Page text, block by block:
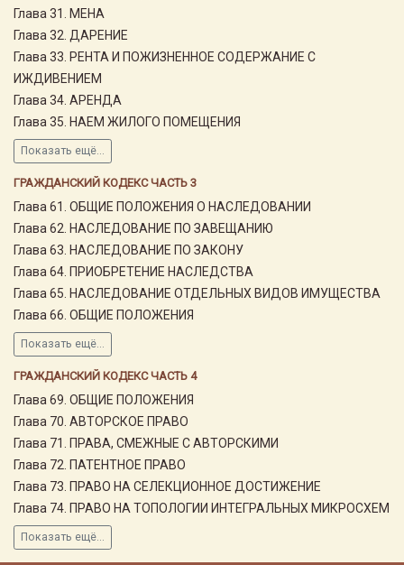
Глава 31. МЕНА
Глава 32. ДАРЕНИЕ
Глава 33. РЕНТА И ПОЖИЗНЕННОЕ СОДЕРЖАНИЕ С
ИЖДИВЕНИЕМ
Глава 34. АРЕНДА
Глава 35. НАЕМ ЖИЛОГО ПОМЕЩЕНИЯ
Показать ещё...
ГРАЖДАНСКИЙ КОДЕКС ЧАСТЬ 3
Глава 61. ОБЩИЕ ПОЛОЖЕНИЯ О НАСЛЕДОВАНИИ
Глава 62. НАСЛЕДОВАНИЕ ПО ЗАВЕЩАНИЮ
Глава 63. НАСЛЕДОВАНИЕ ПО ЗАКОНУ
Глава 64. ПРИОБРЕТЕНИЕ НАСЛЕДСТВА
Глава 65. НАСЛЕДОВАНИЕ ОТДЕЛЬНЫХ ВИДОВ ИМУЩЕСТВА
Глава 66. ОБЩИЕ ПОЛОЖЕНИЯ
Показать ещё...
ГРАЖДАНСКИЙ КОДЕКС ЧАСТЬ 4
Глава 69. ОБЩИЕ ПОЛОЖЕНИЯ
Глава 70. АВТОРСКОЕ ПРАВО
Глава 71. ПРАВА, СМЕЖНЫЕ С АВТОРСКИМИ
Глава 72. ПАТЕНТНОЕ ПРАВО
Глава 73. ПРАВО НА СЕЛЕКЦИОННОЕ ДОСТИЖЕНИЕ
Глава 74. ПРАВО НА ТОПОЛОГИИ ИНТЕГРАЛЬНЫХ МИКРОСХЕМ
Показать ещё...